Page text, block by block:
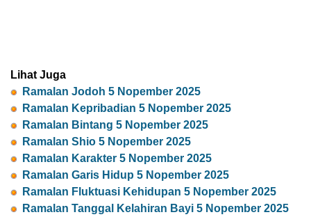
Lihat Juga
Ramalan Jodoh 5 Nopember 2025
Ramalan Kepribadian 5 Nopember 2025
Ramalan Bintang 5 Nopember 2025
Ramalan Shio 5 Nopember 2025
Ramalan Karakter 5 Nopember 2025
Ramalan Garis Hidup 5 Nopember 2025
Ramalan Fluktuasi Kehidupan 5 Nopember 2025
Ramalan Tanggal Kelahiran Bayi 5 Nopember 2025